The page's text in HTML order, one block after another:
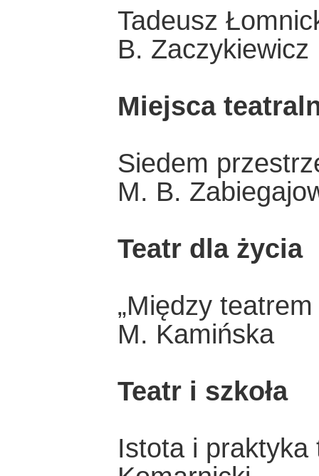
Tadeusz
B. Zaczykiewicz
Miejsca
Siedem
M. B.
Teatr dla życia
„Między
M. Kamińska
Teatr i szkoła
Istota i